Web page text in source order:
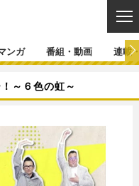
マンガ
音楽
カバー
レポート
連載一覧
ンガ 番組・動画 連載
～６色の虹～